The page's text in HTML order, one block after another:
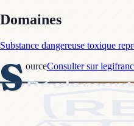
Domaines
Substance dangereuse toxique
S ourceConsulter sur